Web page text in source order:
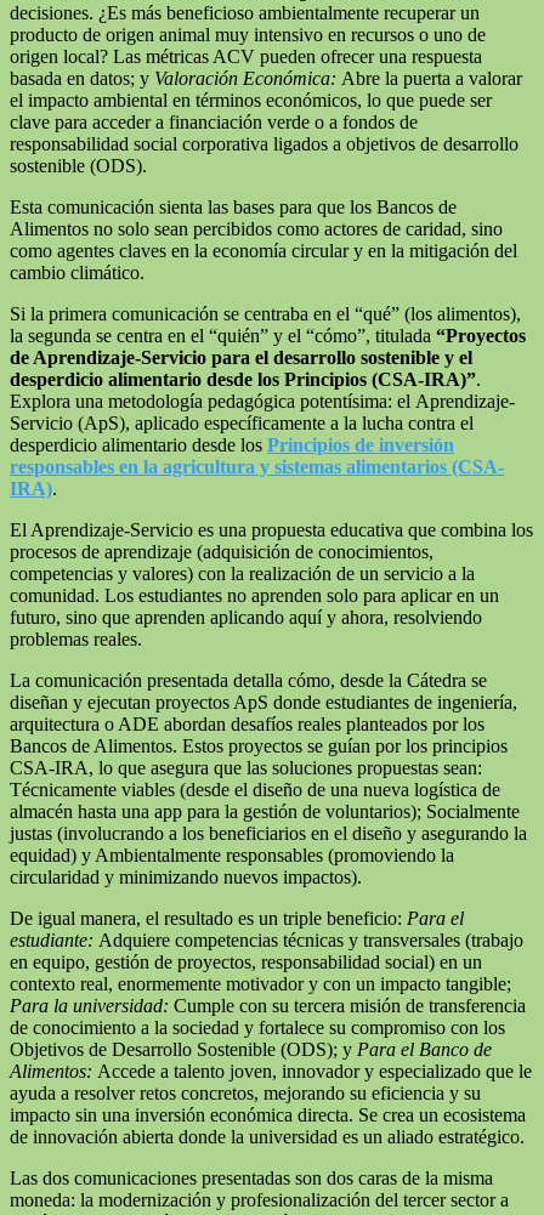
decisiones. ¿Es más beneficioso ambientalmente recuperar un
producto de origen animal muy intensivo en recursos o uno de
origen local? Las métricas ACV pueden ofrecer una respuesta
basada en datos; y Valoración Económica: Abre la puerta a valorar
el impacto ambiental en términos económicos, lo que puede ser
clave para acceder a financiación verde o a fondos de
responsabilidad social corporativa ligados a objetivos de desarrollo
sostenible (ODS).
Esta comunicación sienta las bases para que los Bancos de
Alimentos no solo sean percibidos como actores de caridad, sino
como agentes claves en la economía circular y en la mitigación del
cambio climático.
Si la primera comunicación se centraba en el “qué” (los alimentos),
la segunda se centra en el “quién” y el “cómo”, titulada “Proyectos
de Aprendizaje-Servicio para el desarrollo sostenible y el
desperdicio alimentario desde los Principios (CSA-IRA)”.
Explora una metodología pedagógica potentísima: el Aprendizaje-
Servicio (ApS), aplicado específicamente a la lucha contra el
desperdicio alimentario desde los Principios de inversión
responsables en la agricultura y sistemas alimentarios (CSA-
IRA).
El Aprendizaje-Servicio es una propuesta educativa que combina los
procesos de aprendizaje (adquisición de conocimientos,
competencias y valores) con la realización de un servicio a la
comunidad. Los estudiantes no aprenden solo para aplicar en un
futuro, sino que aprenden aplicando aquí y ahora, resolviendo
problemas reales.
La comunicación presentada detalla cómo, desde la Cátedra se
diseñan y ejecutan proyectos ApS donde estudiantes de ingeniería,
arquitectura o ADE abordan desafíos reales planteados por los
Bancos de Alimentos. Estos proyectos se guían por los principios
CSA-IRA, lo que asegura que las soluciones propuestas sean:
Técnicamente viables (desde el diseño de una nueva logística de
almacén hasta una app para la gestión de voluntarios); Socialmente
justas (involucrando a los beneficiarios en el diseño y asegurando la
equidad) y Ambientalmente responsables (promoviendo la
circularidad y minimizando nuevos impactos).
De igual manera, el resultado es un triple beneficio: Para el
estudiante: Adquiere competencias técnicas y transversales (trabajo
en equipo, gestión de proyectos, responsabilidad social) en un
contexto real, enormemente motivador y con un impacto tangible;
Para la universidad: Cumple con su tercera misión de transferencia
de conocimiento a la sociedad y fortalece su compromiso con los
Objetivos de Desarrollo Sostenible (ODS); y Para el Banco de
Alimentos: Accede a talento joven, innovador y especializado que le
ayuda a resolver retos concretos, mejorando su eficiencia y su
impacto sin una inversión económica directa. Se crea un ecosistema
de innovación abierta donde la universidad es un aliado estratégico.
Las dos comunicaciones presentadas son dos caras de la misma
moneda: la modernización y profesionalización del tercer sector a